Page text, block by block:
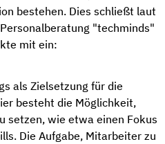
bestehen. Dies schließt laut
"techminds"
mit ein:
als Zielsetzung für die
besteht die Möglichkeit,
setzen, wie etwa einen Fokus
Die Aufgabe, Mitarbeiter zu